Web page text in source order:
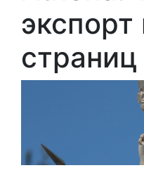
экспорт
страниц